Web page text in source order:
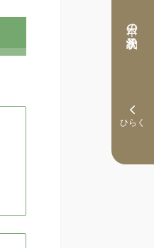
本日の予約状況